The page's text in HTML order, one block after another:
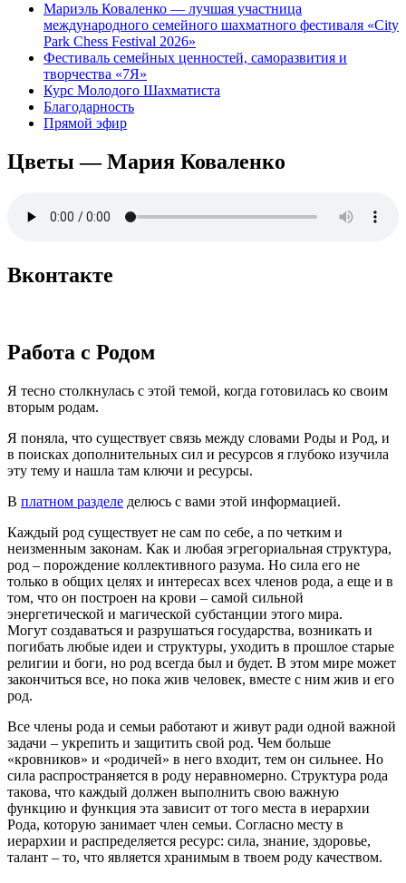
Мариэль Коваленко — лучшая участница
международного семейного шахматного фестиваля «City
Park Chess Festival 2026»
Фестиваль семейных ценностей, саморазвития и
творчества «7Я»
Курс Молодого Шахматиста
Благодарность
Прямой эфир
Цветы — Мария Коваленко
Вконтакте
Работа с Родом
Я тесно столкнулась с этой темой, когда готовилась ко своим
вторым родам.
Я поняла, что существует связь между словами Роды и Род, и
в поисках дополнительных сил и ресурсов я глубоко изучила
эту тему и нашла там ключи и ресурсы.
В платном разделе делюсь с вами этой информацией.
Каждый род существует не сам по себе, а по четким и
неизменным законам. Как и любая эгрегориальная структура,
род – порождение коллективного разума. Но сила его не
только в общих целях и интересах всех членов рода, а еще и в
том, что он построен на крови – самой сильной
энергетической и магической субстанции этого мира.
Могут создаваться и разрушаться государства, возникать и
погибать любые идеи и структуры, уходить в прошлое старые
религии и боги, но род всегда был и будет. В этом мире может
закончиться все, но пока жив человек, вместе с ним жив и его
род.
Все члены рода и семьи работают и живут ради одной важной
задачи – укрепить и защитить свой род. Чем больше
«кровников» и «родичей» в него входит, тем он сильнее. Но
сила распространяется в роду неравномерно. Структура рода
такова, что каждый должен выполнить свою важную
функцию и функция эта зависит от того места в иерархии
Рода, которую занимает член семьи. Согласно месту в
иерархии и распределяется ресурс: сила, знание, здоровье,
талант – то, что является хранимым в твоем роду качеством.